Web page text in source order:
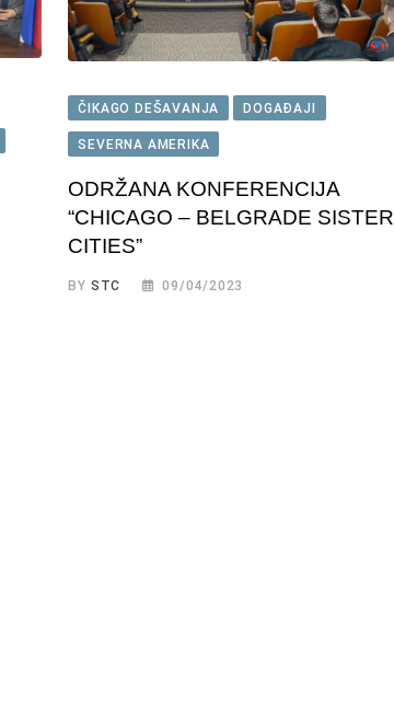
ČIKAGO DEŠAVANJA DOGAĐAJI
SEVERNA AMERIKA
ODRŽANA KONFERENCIJA
“CHICAGO – BELGRADE SISTER
CITIES”
BY STC 09/04/2023